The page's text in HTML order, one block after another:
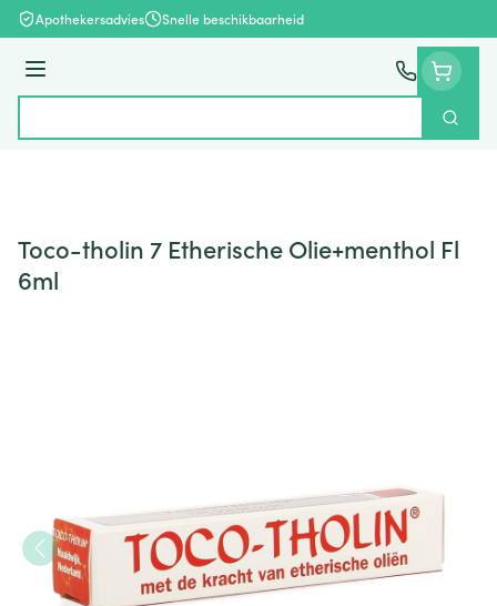
Ga naar de inhoud
Apothekersadvies Snelle beschikbaarheid
Menu
Zoek
Toco-tholin 7 Etherische Olie+menthol Fl
6ml